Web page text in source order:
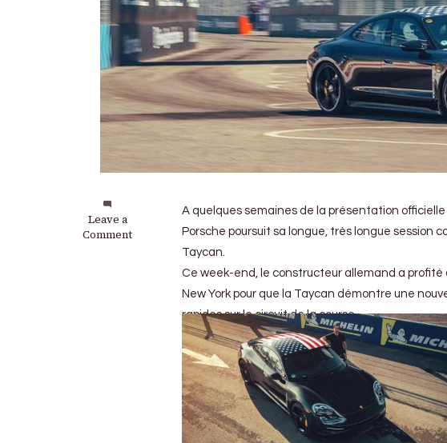
Leave a
Comment
on
Porsche
A quelques semaines de la présentation
Porsche poursuit sa longue, très longue session
Taycan.
Ce week-end, le constructeur allemand a profité
New York pour que la Taycan démontre une
rapides sur le circuit de la course.